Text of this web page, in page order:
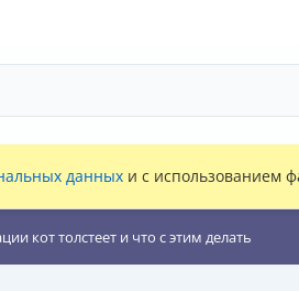
данных и с использованием
кот толстеет и что с этим делать